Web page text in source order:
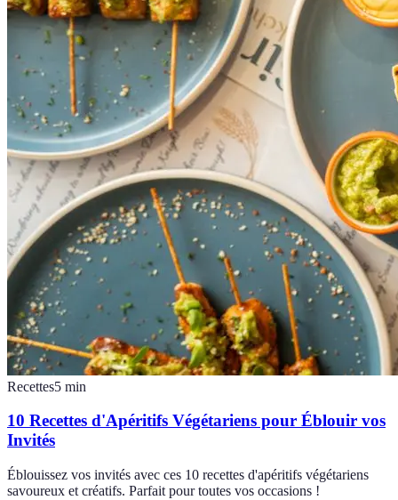
Recettes5 min
10 Recettes d'Apéritifs Végétariens pour Éblouir vos
Invités
Éblouissez vos invités avec ces 10 recettes d'apéritifs végétariens
savoureux et créatifs. Parfait pour toutes vos occasions !